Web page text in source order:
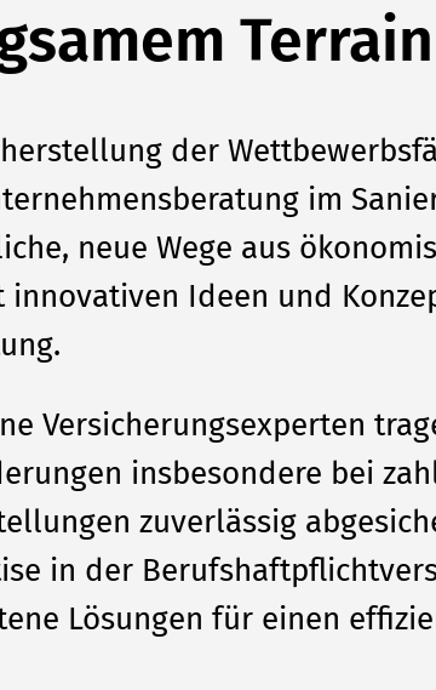
der
im
neue Wege aus
innovativen Ideen und
Versicherungsexperten
insbesondere bei
zuverlässig
in der
Lösungen für einen